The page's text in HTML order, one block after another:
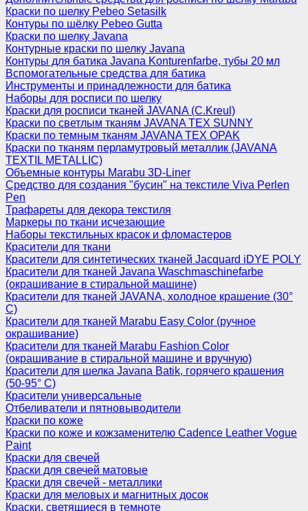
Краски по шелку Pebeo Setasilk
Контуры по шёлку Pebeo Gutta
Краски по шелку Javana
Контурные краски по шелку Javana
Контуры для батика Javana Konturenfarbe, тубы 20 мл
Вспомогательные средства для батика
Инструменты и принадлежности для батика
Наборы для росписи по шелку
Краски для росписи тканей JAVANA (C.Kreul)
Краски по светлым тканям JAVANA TEX SUNNY
Краски по темным тканям JAVANA TEX OPAK
Краски по тканям перламутровый металлик (JAVANA
TEXTIL METALLIC)
Объемные контуры Marabu 3D-Liner
Средство для создания "бусин" на текстиле Viva Perlen
Pen
Трафареты для декора текстиля
Маркеры по ткани исчезающие
Наборы текстильных красок и фломастеров
Красители для ткани
Красители для синтетических тканей Jacquard iDYE POLY
Красители для тканей Javana Waschmaschinefarbe
(окрашивание в стиральной машине)
Красители для тканей JAVANA, холодное крашение (30°
С)
Красители для тканей Marabu Easy Color (ручное
окрашивание)
Красители для тканей Marabu Fashion Color
(окрашивание в стиральной машине и вручную)
Красители для шелка Javana Batik, горячего крашения
(50-95° С)
Красители универсальные
Отбеливатели и пятновыводители
Краски по коже
Краски по коже и кожзаменителю Cadence Leather Vogue
Paint
Краски для свечей
Краски для свечей матовые
Краски для свечей - металлики
Краски для меловых и магнитных досок
Краски, светящиеся в темноте